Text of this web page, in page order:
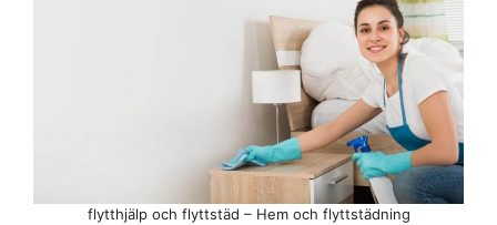
flytthjälp och flyttstäd – Hem och flyttstädning